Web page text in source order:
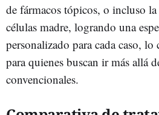
de fármacos tópicos, o incluso
células madre, logrando una
personalizado para cada caso,
para quienes buscan ir más allá
convencionales.